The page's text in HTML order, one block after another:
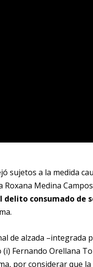
sujetos a la medida
Roxana Medina
delito consumado de
de alzada –integrada
(i) Fernando Orellana
por considerar que